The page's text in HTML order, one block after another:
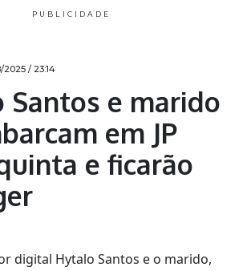
PUBLICIDADE
/ 23:14
Santos e marido
em JP
e ficarão
digital Hytalo Santos e o marido,